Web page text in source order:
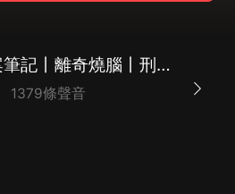
懸案重案筆記丨離奇燒腦丨刑偵心理罪十宗罪·獵罪圖鑒
1379條聲音